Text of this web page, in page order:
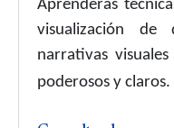
Aprenderás
visualización
narrativas
poderosos y claros.